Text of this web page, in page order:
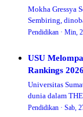
Mokha Gressya
Sembiring,
2026 dalam
Pendidikan · Min,
USU
Rankings 2026
Universitas
dunia dalam
SDG ketahanan
Pendidikan · Sab,